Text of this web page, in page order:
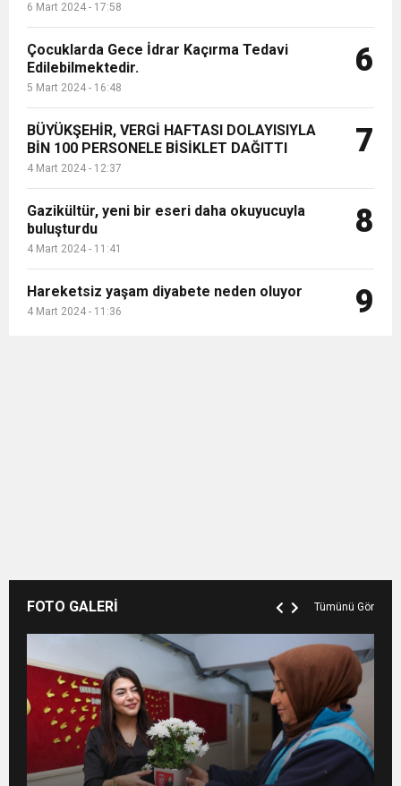
6 Mart 2024 - 17:58
Çocuklarda Gece İdrar Kaçırma Tedavi
Edilebilmektedir.
5 Mart 2024 - 16:48
6
BÜYÜKŞEHİR, VERGİ HAFTASI DOLAYISIYLA
BİN 100 PERSONELE BİSİKLET DAĞITTI
4 Mart 2024 - 12:37
7
Gazikültür, yeni bir eseri daha okuyucuyla
buluşturdu
4 Mart 2024 - 11:41
8
Hareketsiz yaşam diyabete neden oluyor
4 Mart 2024 - 11:36 9
FOTO GALERİ Tümünü Gör